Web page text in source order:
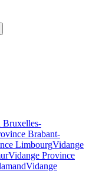
Bruxelles-
Brabant-
LimbourgVidange
Vidange Province
Vidange